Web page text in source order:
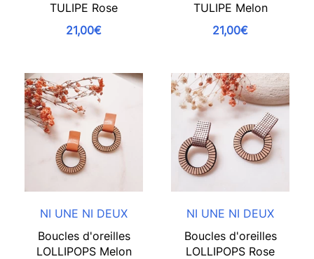
TULIPE Rose
21,00€
TULIPE Melon
21,00€
NI UNE NI DEUX
Boucles d'oreilles
LOLLIPOPS Melon
NI UNE NI DEUX
Boucles d'oreilles
LOLLIPOPS Rose